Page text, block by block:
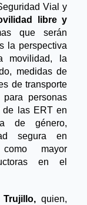
Vial y
libre y
que serán
la perspectiva
movilidad, la
medidas de
de transporte
personas
de las ERT en
de género,
segura en
mayor
en el
Trujillo, quien,